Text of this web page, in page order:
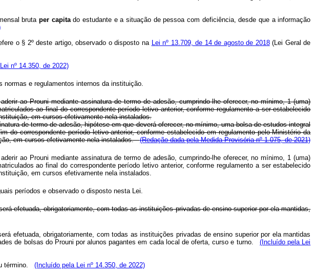
brutaper capitado estudante e a situação de pessoa com deficiência, desde que a informação
o § 2º deste artigo, observado o disposto na Lei nº 13.709, de 14 de agosto de 2018(Lei Geral de
nº 14.350, de 2022)
e regulamentos internos da instituição.
ao Prouni mediante assinatura de termo de adesão, cumprindo-lhe oferecer, no mínimo, 1 (uma)
ao final do correspondente período letivo anterior, conforme regulamento a ser estabelecido
em cursos efetivamente nela instalados.
de termo de adesão, hipótese em que deverá oferecer, no mínimo, uma bolsa de estudos integral
correspondente período letivo anterior, conforme estabelecido em regulamento pelo Ministério da
em cursos efetivamente nela instalados.(Redação dada pela Medida Provisória nº 1.075, de 2021)
ao Prouni mediante assinatura de termo de adesão, cumprindo-lhe oferecer, no mínimo, 1 (uma)
ao final do correspondente período letivo anterior, conforme regulamento a ser estabelecido
em cursos efetivamente nela instalados.
períodos e observado o disposto nesta Lei.
efetuada, obrigatoriamente, com todas as instituições privadas de ensino superior por ela mantidas,
efetuada, obrigatoriamente, com todas as instituições privadas de ensino superior por ela mantidas
de bolsas do Prouni por alunos pagantes em cada local de oferta, curso e turno.
(Incluído pela Lei
término.
(Incluído pela Lei nº 14.350, de 2022)